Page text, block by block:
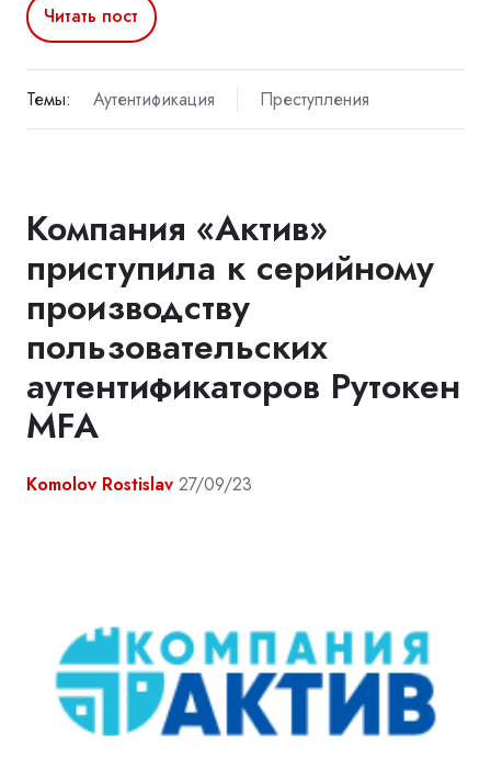
Читать пост
Темы: Аутентификация Преступления
Компания «Актив»
приступила к серийному
производству
пользовательских
аутентификаторов Рутокен
MFA
Komolov Rostislav 27/09/23